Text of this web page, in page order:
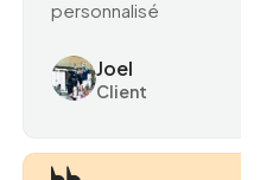
personnalisé
Joel
Client